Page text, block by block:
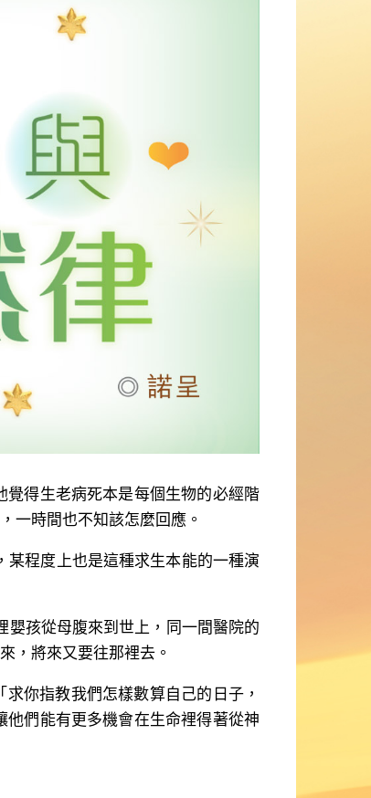
得生老病死本是每個生物的必經階
一時間也不知該怎麼回應。
程度上也是這種求生本能的一種演
孩從母腹來到世上，同一間醫院的
，將來又要往那裡去。
你指教我們怎樣數算自己的日子，
們能有更多機會在生命裡得著從神